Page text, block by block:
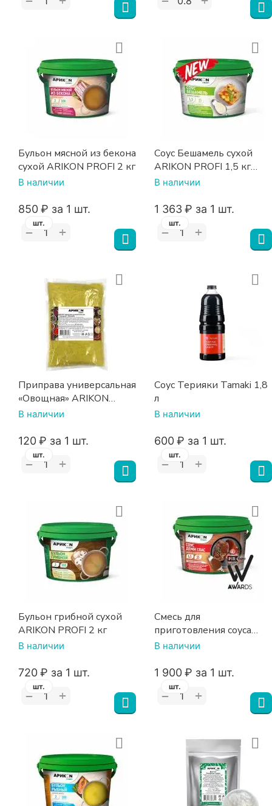
Бульон мясной из бекона
сухой ARIKON PROFI 2 кг
В наличии
‍850‍₽ за 1 шт.
− +
шт.
Соус Бешамель сухой
ARIKON PROFI 1,5 кг
ведро
В наличии
1 363₽ за 1 шт.
− +
шт.
Приправа универсальная
«Овощная» ARIKON
эконом 1 кг
В наличии
‍120‍₽ за 1 шт.
− +
шт.
Соус Терияки Tamaki 1,8
л
В наличии
‍600‍₽ за 1 шт.
− +
шт.
Бульон грибной сухой
ARIKON PROFI 2 кг
В наличии
‍720‍₽ за 1 шт.
− +
шт.
Смесь для
приготовления соуса
Деми Глас ARIKON PROFI
В наличии
1 900₽ за 1 шт.
− +
шт.